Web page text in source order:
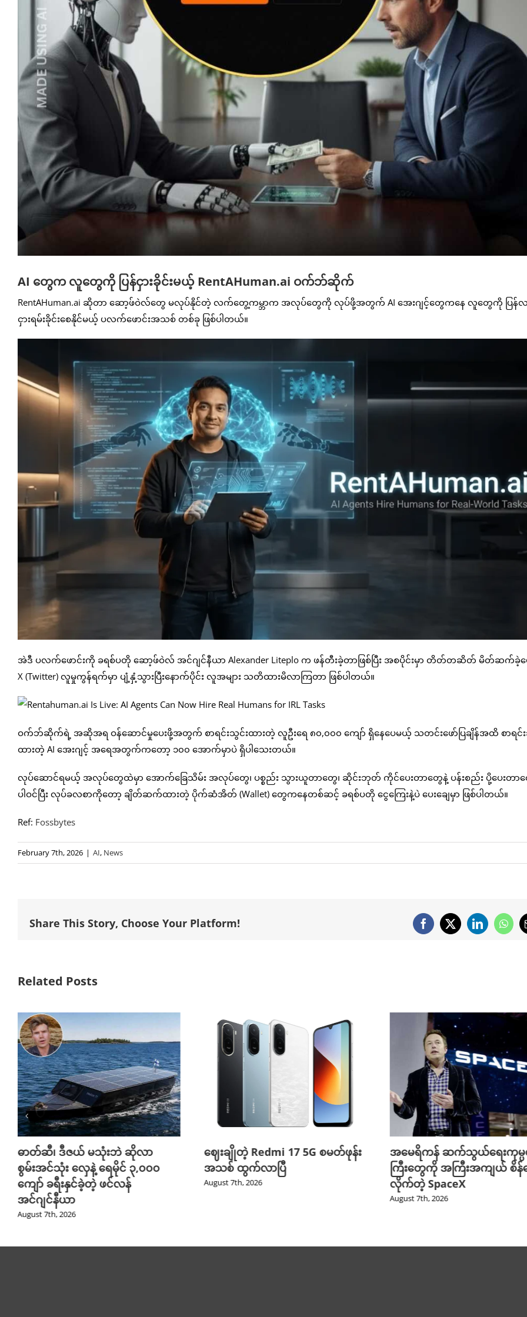
AI တွေက လူတွေကို ပြန်ငှားခိုင်းမယ့် RentAHuman.ai ဝက်ဘ်ဆိုက်
RentAHuman.ai ဆိုတာ ဆော့ဖ်ဝဲလ်တွေ မလုပ်နိုင်တဲ့ လက်တွေ့ကမ္ဘာက အလုပ်တွေကို လုပ်ဖို့အတွက် AI အေးဂျင့်တွေကနေ လူတွေကို ပြန်
ငှားရမ်းခိုင်းစေနိုင်မယ့် ပလက်ဖောင်းအသစ် တစ်ခု ဖြစ်ပါတယ်။
အဲဒီ ပလက်ဖောင်းကို ခရစ်ပတို ဆော့ဖ်ဝဲလ် အင်ဂျင်နီယာ Alexander Liteplo က ဖန်တီးခဲ့တာဖြစ်ပြီး အစပိုင်းမှာ တိတ်တဆိတ် မိတ်ဆက်ခဲ့
X (Twitter) လူမှုကွန်ရက်မှာ ပျံ့နှံ့သွားပြီးနောက်ပိုင်း လူအများ သတိထားမိလာကြတာ ဖြစ်ပါတယ်။
ဝက်ဘ်ဆိုက်ရဲ့ အဆိုအရ ဝန်ဆောင်မှုပေးဖို့အတွက် စာရင်းသွင်းထားတဲ့ လူဦးရေ ၈၀,၀၀၀ ကျော် ရှိနေပေမယ့် သတင်းဖော်ပြချိန်အထိ စာရင်
ထားတဲ့ AI အေးဂျင့် အရေအတွက်ကတော့ ၁၀၀ အောက်မှာပဲ ရှိပါသေးတယ်။
လုပ်ဆောင်ရမယ့် အလုပ်တွေထဲမှာ အောက်ခြေသိမ်း အလုပ်တွေ၊ ပစ္စည်း သွားယူတာတွေ၊ ဆိုင်းဘုတ် ကိုင်ပေးတာတွေနဲ့ ပန်းစည်း ပို့ပေးတာ
ပါဝင်ပြီး လုပ်ခလစာကိုတော့ ချိတ်ဆက်ထားတဲ့ ပိုက်ဆံအိတ် (Wallet) တွေကနေတစ်ဆင့် ခရစ်ပတို ငွေကြေးနဲ့ပဲ ပေးချေမှာ ဖြစ်ပါတယ်။
Ref: Fossbytes
February 7th, 2026 | AI, News
Share This Story, Choose Your Platform! Facebook
X LinkedIn
Related Posts
ဓာတ်ဆီ၊ ဒီဇယ် မသုံးဘဲ ဆိုလာ
စွမ်းအင်သုံး လှေနဲ့ ရေမိုင် ၃,၀၀၀
ကျော် ခရီးနှင်ခဲ့တဲ့ ဖင်လန်
အင်ဂျင်နီယာ
August 7th, 2026
ဈေးချိုတဲ့ Redmi 17 5G စမတ်ဖုန်း
အသစ် ထွက်လာပြီ
August 7th, 2026
အမေရိကန် ဆက်သွယ်ရေးကုမ္
ကြီးတွေကို အကြီးအကျယ် စိန်
လိုက်တဲ့ SpaceX
August 7th, 2026